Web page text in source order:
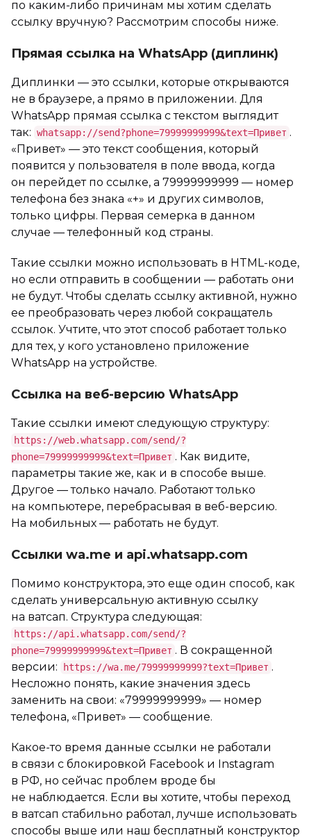
по каким-либо причинам мы хотим сделать
ссылку вручную? Рассмотрим способы ниже.
Прямая ссылка на WhatsApp (диплинк)
Диплинки — это ссылки, которые открываются
не в браузере, а прямо в приложении. Для
WhatsApp прямая ссылка с текстом выглядит
так: whatsapp://send?phone=79999999999&text=Привет .
«Привет» — это текст сообщения, который
появится у пользователя в поле ввода, когда
он перейдет по ссылке, а 79999999999 — номер
телефона без знака «+» и других символов,
только цифры. Первая семерка в данном
случае — телефонный код страны.
Такие ссылки можно использовать в HTML-коде,
но если отправить в сообщении — работать они
не будут. Чтобы сделать ссылку активной, нужно
ее преобразовать через любой сокращатель
ссылок. Учтите, что этот способ работает только
для тех, у кого установлено приложение
WhatsApp на устройстве.
Ссылка на веб-версию WhatsApp
Такие ссылки имеют следующую структуру:
https://web.whatsapp.com/send/?
phone=79999999999&text=Привет . Как видите,
параметры такие же, как и в способе выше.
Другое — только начало. Работают только
на компьютере, перебрасывая в веб-версию.
На мобильных — работать не будут.
Ссылки wa.me и api.whatsapp.com
Помимо конструктора, это еще один способ, как
сделать универсальную активную ссылку
на ватсап. Структура следующая:
https://api.whatsapp.com/send/?
phone=79999999999&text=Привет . В сокращенной
версии:
https://wa.me/79999999999?text=Привет .
Несложно понять, какие значения здесь
заменить на свои: «79999999999» — номер
телефона, «Привет» — сообщение.
Какое-то время данные ссылки не работали
в связи с блокировкой Facebook и Instagram
в РФ, но сейчас проблем вроде бы
не наблюдается. Если вы хотите, чтобы переход
в ватсап стабильно работал, лучше использовать
способы выше или наш бесплатный конструктор